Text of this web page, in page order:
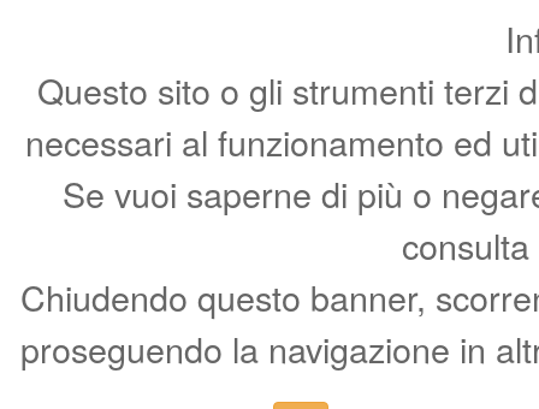
Questo sito o gli strumenti terzi
necessari al funzionamento ed
Se vuoi saperne di più o
Chiudendo questo banner,
proseguendo la navigazione in